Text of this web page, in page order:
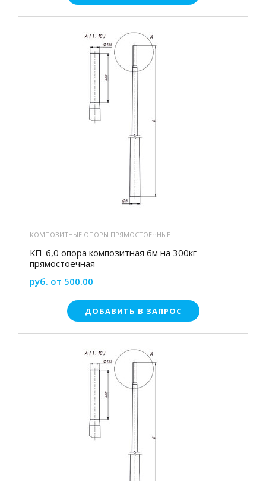
КОМПОЗИТНЫЕ ОПОРЫ ПРЯМОСТОЕЧНЫЕ
КП-6,0 опора композитная 6м на 300кг
прямостоечная
руб. от 500.00
ДОБАВИТЬ В ЗАПРОС